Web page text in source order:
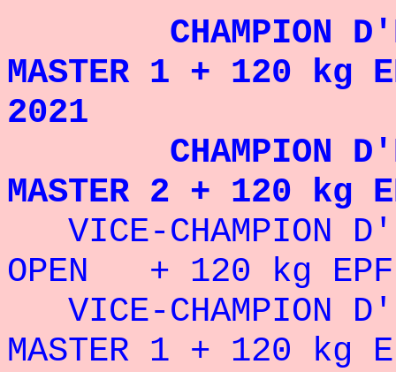
CHAMPION
MASTER 1 + 120 kg
2021
CHAMPION
MASTER 2 + 120 kg
VICE-CHAMPION
OPEN
+ 120 kg
VICE-CHAMPION
MASTER 1 + 120